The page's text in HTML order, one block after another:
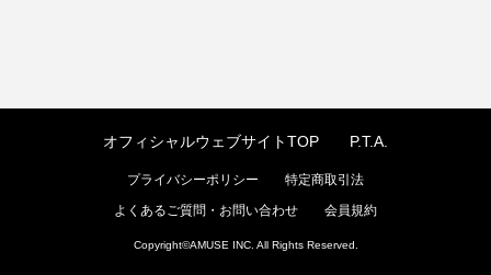
オフィシャルウェブサイトTOP P.T.A.
プライバシーポリシー
特定商取引法
よくあるご質問・お問い合わせ
会員規約
Copyright©AMUSE INC. All Rights Reserved.